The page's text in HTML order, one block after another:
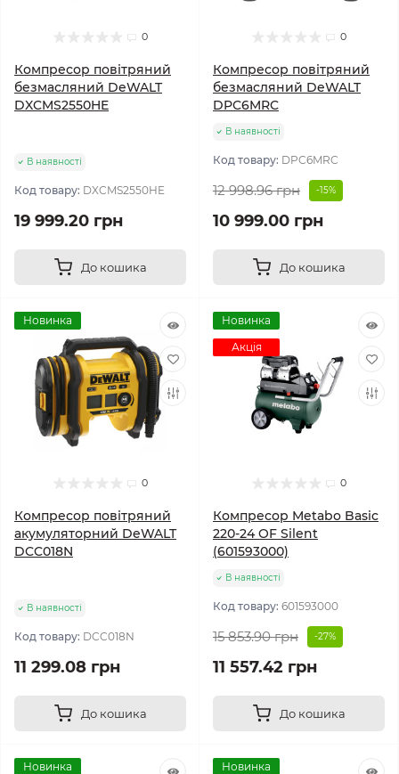
0
Компресор повітряний
безмасляний DeWALT
DXCMS2550HE
В наявності
Код товару: DXCMS2550HE
19 999.20 грн
До кошика
0
Компресор повітряний
безмасляний DeWALT
DPC6MRC
В наявності
Код товару: DPC6MRC
12 998.96 грн -15%
10 999.00 грн
До кошика
Новинка
0
Компресор повітряний
акумуляторний DeWALT
DCC018N
В наявності
Код товару: DCC018N
11 299.08 грн
До кошика
Новинка
Акція
0
Компресор Metabo Basic
220-24 OF Silent
(601593000)
В наявності
Код товару: 601593000
15 853.90 грн -27%
11 557.42 грн
До кошика
Новинка
Новинка